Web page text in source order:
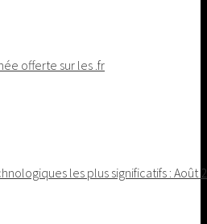
offerte sur les .fr
les plus significatifs : Août